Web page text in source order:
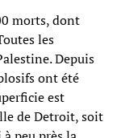
morts, dont
les
Depuis
ont été
est
de Detroit, soit